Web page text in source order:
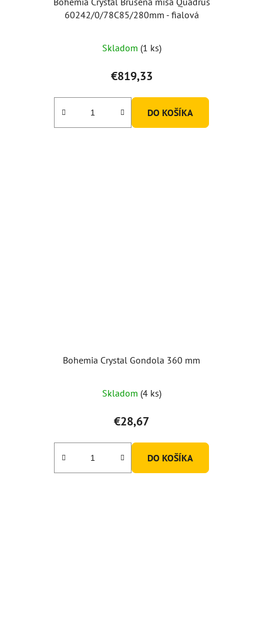
60242/0/78C85/280mm - fialová
Skladom (1 ks)
€819,33
DO KOŠÍKA
Bohemia Crystal Gondola 360 mm
Skladom (4 ks)
€28,67
DO KOŠÍKA